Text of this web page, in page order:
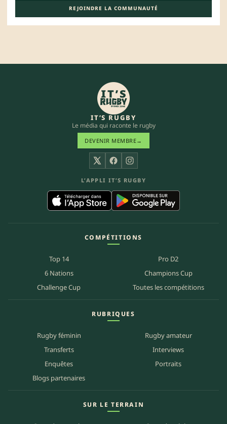
REJOINDRE LA COMMUNAUTÉ
IT’S RUGBY
Le média qui raconte le rugby
DEVENIR MEMBRE→
X FacebookInstagram
L’APPLI IT’S RUGBY
COMPÉTITIONS
Top 14
Pro D2
6 Nations
Champions Cup
Challenge Cup
Toutes les compétitions
RUBRIQUES
Rugby féminin
Rugby amateur
Transferts
Interviews
Enquêtes
Portraits
Blogs partenaires
SUR LE TERRAIN